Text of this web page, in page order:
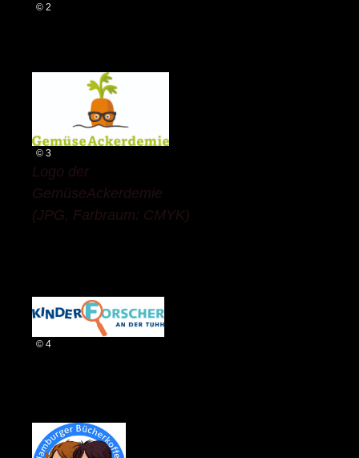
© 2
© 3
Logo der
GemüseAckerdemie
(JPG, Farbraum: CMYK)
© 4